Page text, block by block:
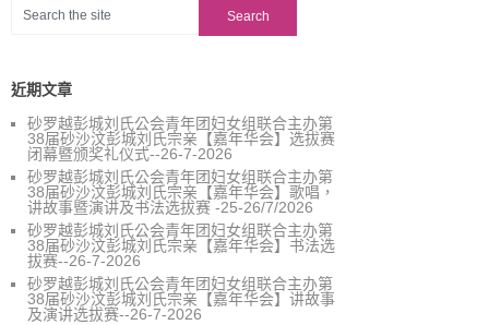
近期文章
砂罗越彭城刘氏公会青年团妇女组联合主办第
38届砂沙汶彭城刘氏宗亲【嘉年华会】选拔赛
闭幕暨颁奖礼仪式--26-7-2026
砂罗越彭城刘氏公会青年团妇女组联合主办第
38届砂沙汶彭城刘氏宗亲【嘉年华会】歌唱，
讲故事暨演讲及书法选拔赛 -25-26/7/2026
砂罗越彭城刘氏公会青年团妇女组联合主办第
38届砂沙汶彭城刘氏宗亲【嘉年华会】书法选
拔赛--26-7-2026
砂罗越彭城刘氏公会青年团妇女组联合主办第
38届砂沙汶彭城刘氏宗亲【嘉年华会】讲故事
及演讲选拔赛--26-7-2026